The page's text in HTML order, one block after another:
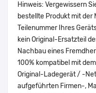
Hinweis: Vergewissern
bestellte Produkt mit der
Teilenummer Ihres
kein Original-Ersatzteil
Nachbau eines
100% kompatibel mit
Original-Ladegerät / -
aufgeführten Firmen-,